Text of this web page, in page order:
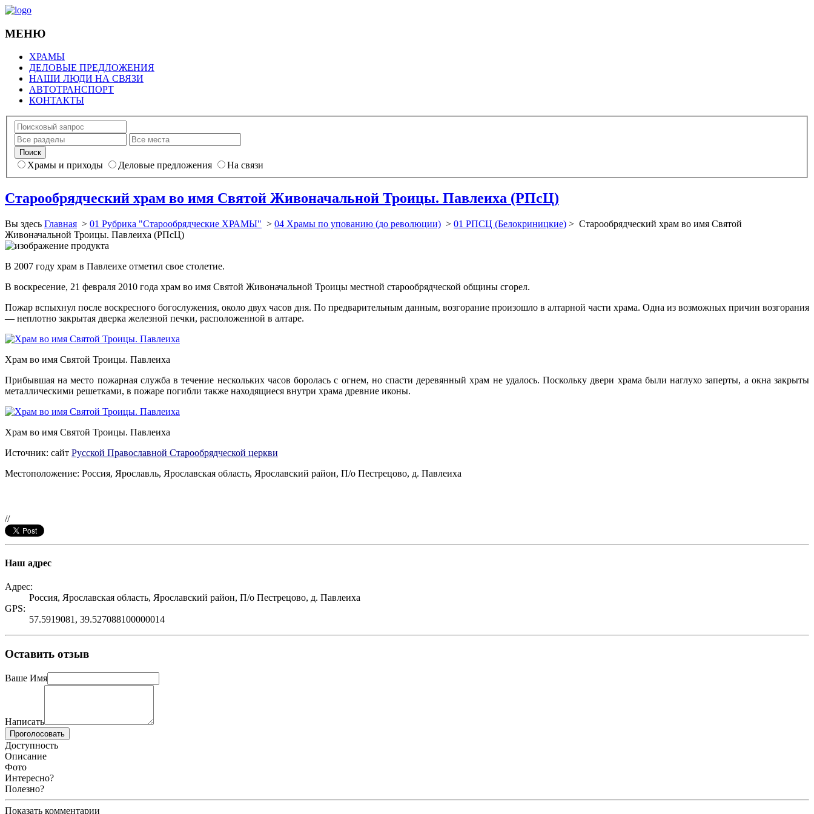
МЕНЮ
ХРАМЫ
ДЕЛОВЫЕ ПРЕДЛОЖЕНИЯ
НАШИ ЛЮДИ НА СВЯЗИ
АВТОТРАНСПОРТ
КОНТАКТЫ
Храмы и приходы Деловые предложения На связи
Старообрядческий храм во имя Святой Живоначальной Троицы. Павлеиха (РПсЦ)
Вы здесь Главная > 01 Рубрика "Старообрядческие ХРАМЫ" > 04 Храмы по упованию (до революции) > 01 РПСЦ (Белокриницкие) > Старообрядческий храм во имя Святой
Живоначальной Троицы. Павлеиха (РПсЦ)
В 2007 году храм в Павлеихе отметил свое столетие.
В воскресение, 21 февраля 2010 года храм во имя Святой Живоначальной Троицы местной старообрядческой общины сгорел.
Пожар вспыхнул после воскресного богослужения, около двух часов дня. По предварительным данным, возгорание произошло в алтарной части храма. Одна из возможных причин возгорания
— неплотно закрытая дверка железной печки, расположенной в алтаре.
Храм во имя Святой Троицы. Павлеиха
Прибывшая на место пожарная служба в течение нескольких часов боролась с огнем, но спасти деревянный храм не удалось. Поскольку двери храма были наглухо заперты, а окна закрыты
металлическими решетками, в пожаре погибли также находящиеся внутри храма древние иконы.
Храм во имя Святой Троицы. Павлеиха
Источник: сайт Русской Православной Старообрядческой церкви
Местоположение: Россия, Ярославль, Ярославская область, Ярославский район, П/о Пестрецово, д. Павлеиха
//
Наш адрес
Адрес:
Россия, Ярославская область, Ярославский район, П/о Пестрецово, д. Павлеиха
GPS:
57.5919081, 39.527088100000014
Оставить отзыв
Ваше Имя
Написать
Проголосовать
Доступность
Описание
Фото
Интересно?
Полезно?
Показать комментарии